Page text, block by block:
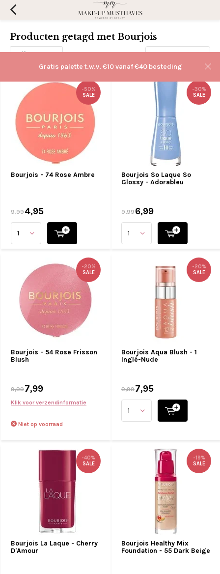
Gratis palette t.w.v. €10 vanaf €40 besteding
Producten getagd met Bourjois
Filters
Bourjois - 74 Rose Ambre
-50%
SALE
9,994,95
Bourjois So Laque So
Glossy - Adorableu
-30%
SALE
9,996,99
Bourjois - 54 Rose Frisson
Blush
-20%
SALE
9,997,99
Klik voor verzendinformatie
Niet op voorraad
Bourjois Aqua Blush - 1
Inglé-Nude
-20%
SALE
9,997,95
Bourjois La Laque - Cherry
D'Amour
-40%
SALE
Bourjois Healthy Mix
Foundation - 55 Dark Beige
-19%
SALE